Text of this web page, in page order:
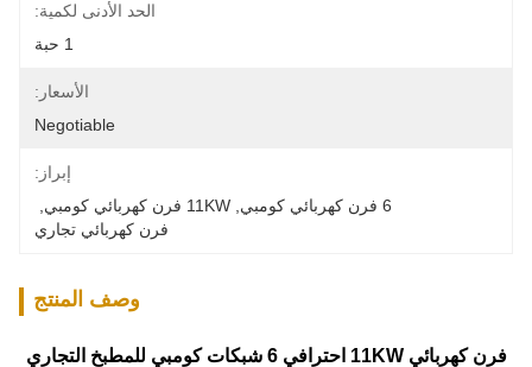
الحد الأدنى لكمية:
1 حبة
الأسعار:
Negotiable
إبراز:
6 فرن كهربائي كومبي
11KW فرن كهربائي كومبي
فرن كهربائي تجاري
وصف المنتج
فرن كهربائي 11KW احترافي 6 شبكات كومبي للمطبخ التجاري